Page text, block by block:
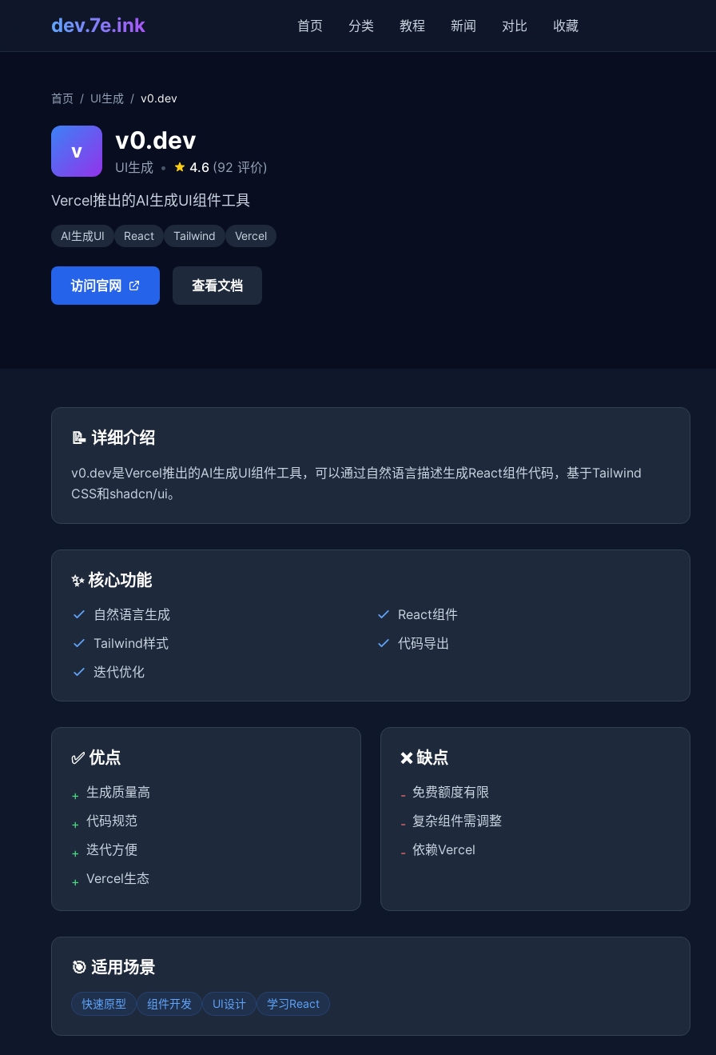
dev.7e.ink 首页 分类 教程 新闻 对比 收藏
首页 / UI生成 / v0.dev
v v0.dev
UI生成 • 4.6 (92 评价)
Vercel推出的AI生成UI组件工具
AI生成UI React Tailwind Vercel
访问官网 查看文档
📝 详细介绍
v0.dev是Vercel推出的AI生成UI组件工具，可以通过自然语言描述生成React组件代码，基于Tailwind
CSS和shadcn/ui。
✨ 核心功能
自然语言生成
React组件
Tailwind样式
代码导出
迭代优化
✅ 优点
+ 生成质量高
+ 代码规范
+ 迭代方便
+ Vercel生态
❌ 缺点
- 免费额度有限
- 复杂组件需调整
- 依赖Vercel
🎯 适用场景
快速原型 组件开发 UI设计 学习React